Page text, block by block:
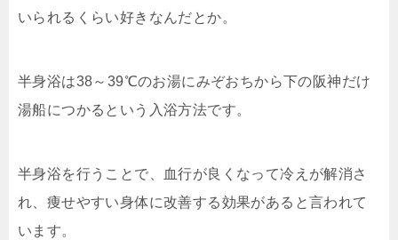
いられるくらい好きなんだとか。
半身浴は38～39℃のお湯にみぞおちから下の阪神だけ
湯船につかるという入浴方法です。
半身浴を行うことで、血行が良くなって冷えが解消さ
れ、痩せやすい身体に改善する効果があると言われて
います。